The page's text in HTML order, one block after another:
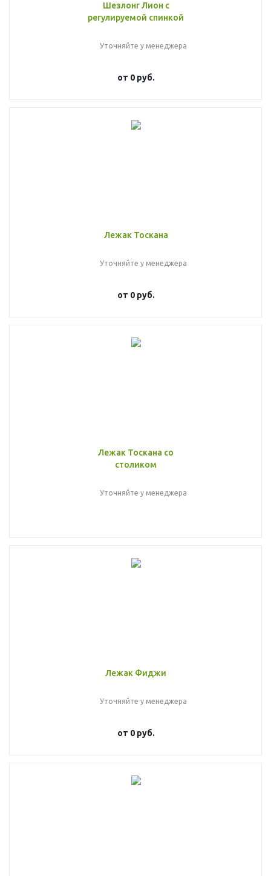
Шезлонг Лион с
регулируемой спинкой
Уточняйте у менеджера
от 0 руб.
Лежак Тоскана
Уточняйте у менеджера
от 0 руб.
Лежак Тоскана со
столиком
Уточняйте у менеджера
Лежак Фиджи
Уточняйте у менеджера
от 0 руб.